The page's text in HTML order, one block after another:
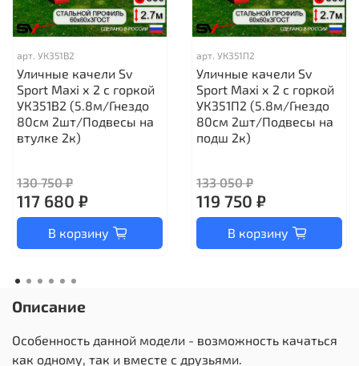
арт. УК351В2
Уличные качели Sv
Sport Maxi х 2 с горкой
УК351В2 (5.8м/Гнездо
80см 2шт/Подвесы на
втулке 2к)
130 750 ₽
117 680 ₽
В корзину
арт. УК351П2
Уличные качели Sv
Sport Maxi х 2 с горкой
УК351П2 (5.8м/Гнездо
80см 2шт/Подвесы на
подш 2к)
133 050 ₽
119 750 ₽
В корзину
Описание
Особенность данной модели - возможность качаться
как одному, так и вместе с друзьями.